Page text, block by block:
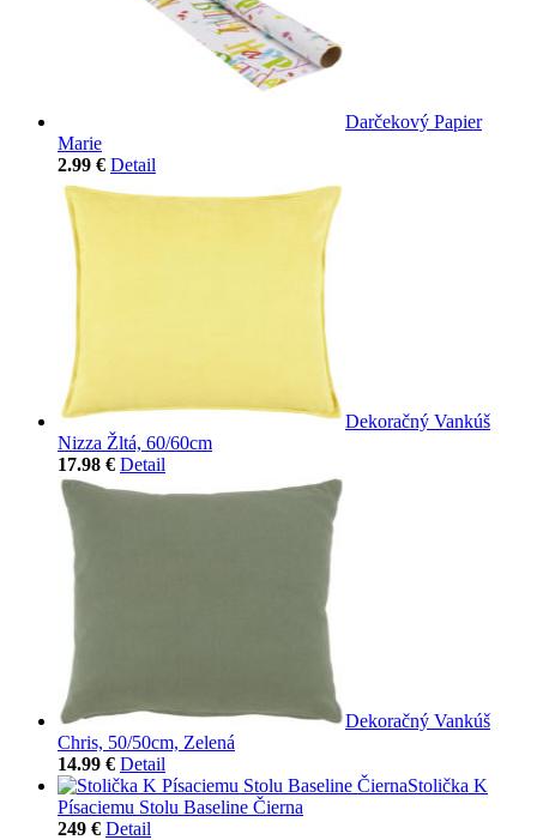
Darčekový Papier
Marie
2.99 € Detail
Dekoračný Vankúš
Nizza Žltá, 60/60cm
17.98 € Detail
Dekoračný Vankúš
Chris, 50/50cm, Zelená
14.99 € Detail
Stolička K
Písaciemu Stolu Baseline Čierna
249 € Detail